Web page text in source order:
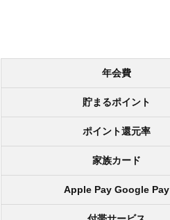
年会費
貯まるポイント
ポイント還元率
家族カード
Apple Pay Google Pay